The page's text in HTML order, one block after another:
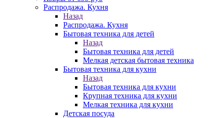
Распродажа. Кухня
Назад
Распродажа. Кухня
Бытовая техника для детей
Назад
Бытовая техника для детей
Мелкая детская бытовая техника
Бытовая техника для кухни
Назад
Бытовая техника для кухни
Крупная техника для кухни
Мелкая техника для кухни
Детская посуда